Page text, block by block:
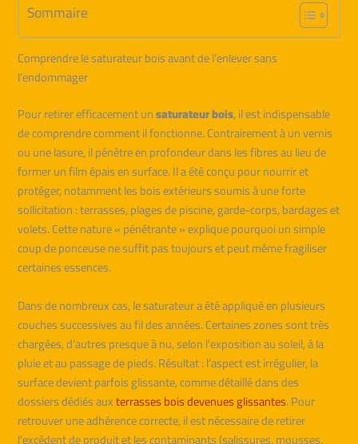
Sommaire
Comprendre le saturateur bois avant de l’enlever sans
l’endommager
Pour retirer efficacement unsaturateur bois, il est indispensable
de comprendre comment il fonctionne. Contrairement à un vernis
ou une lasure, il pénètre en profondeur dans les fibres au lieu de
former un film épais en surface. Il a été conçu pour nourrir et
protéger, notamment les bois extérieurs soumis à une forte
sollicitation : terrasses, plages de piscine, garde-corps, bardages et
volets. Cette nature « pénétrante » explique pourquoi un simple
coup de ponceuse ne suffit pas toujours et peut même fragiliser
certaines essences.
Dans de nombreux cas, le saturateur a été appliqué en plusieurs
couches successives au fil des années. Certaines zones sont très
chargées, d’autres presque à nu, selon l’exposition au soleil, à la
pluie et au passage de pieds. Résultat : l’aspect est irrégulier, la
surface devient parfois glissante, comme détaillé dans des
dossiers dédiés auxterrasses bois devenues glissantes. Pour
retrouver une adhérence correcte, il est nécessaire de retirer
l’excédent de produit et les contaminants (salissures, mousses,